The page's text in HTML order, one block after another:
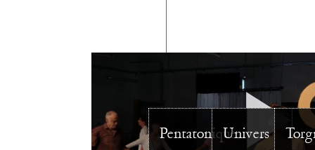
PentatoniqueUnivers